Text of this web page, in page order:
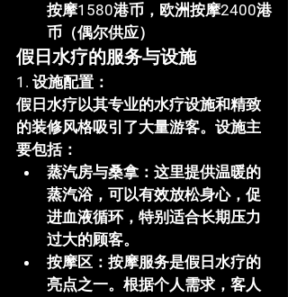
按摩1580港币，欧洲按摩2400港
币（偶尔供应）
假日水疗的服务与设施
1. 设施配置：
假日水疗以其专业的水疗设施和精致
的装修风格吸引了大量游客。设施主
要包括：
蒸汽房与桑拿 ：这里提供温暖的
蒸汽浴，可以有效放松身心，促
进血液循环，特别适合长期压力
过大的顾客。
按摩区 ：按摩服务是假日水疗的
亮点之一。根据个人需求，客人